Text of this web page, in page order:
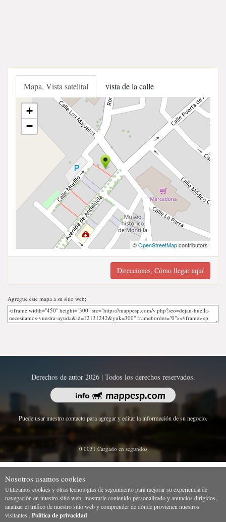
Mapa, Vista satelital vista de la calle
+
−
©OpenStreetMapcontributors
Direcciones, Cómo llegar aquí
Agregue este mapa a su sitio web;
Derechos de autor 2026 | Todos los derechos reservados.
Puede usar nuestro contacto para agregar y editar la información de su negocio.
0.0031 Cargado en segundos
Nosotros usamos cookies
Utilizamos cookies y otras tecnologías de seguimiento para mejorar su experiencia de
navegación en nuestro sitio web, mostrarle contenido personalizado y anuncios dirigidos,
analizar el tráfico de nuestro sitio web y comprender de dónde provienen nuestros
visitantes.. Política de privacidad